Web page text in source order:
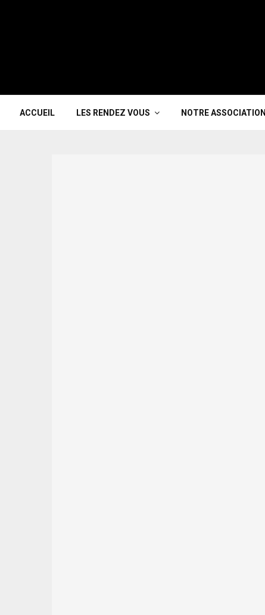
ACCUEIL LES RENDEZ VOUS NOTRE ASSOCIATION